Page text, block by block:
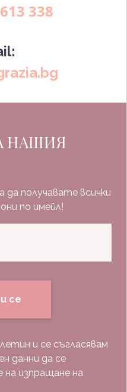
338
НАШИЯ
да получавате всички
по имейл!
се
и се съгласявам
данни да се
изпращане на